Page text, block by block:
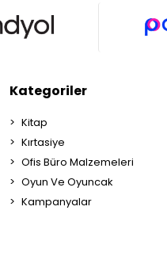
Kategoriler
Kitap
Kırtasiye
Ofis Büro Malzemeleri
Oyun Ve Oyuncak
Kampanyalar